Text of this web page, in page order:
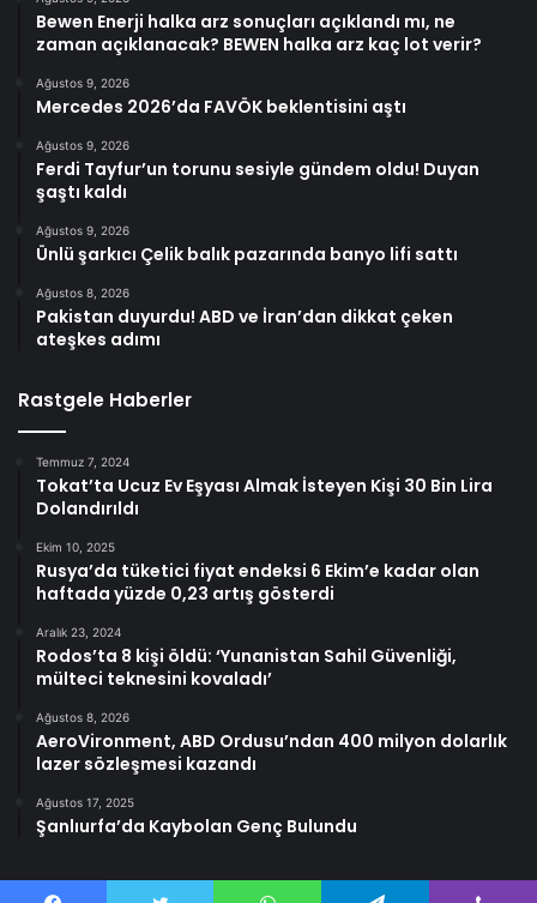
Bewen Enerji halka arz sonuçları açıklandı mı, ne
zaman açıklanacak? BEWEN halka arz kaç lot verir?
Ağustos 9, 2026
Mercedes 2026’da FAVÖK beklentisini aştı
Ağustos 9, 2026
Ferdi Tayfur’un torunu sesiyle gündem oldu! Duyan
şaştı kaldı
Ağustos 9, 2026
Ünlü şarkıcı Çelik balık pazarında banyo lifi sattı
Ağustos 8, 2026
Pakistan duyurdu! ABD ve İran’dan dikkat çeken
ateşkes adımı
Rastgele Haberler
Temmuz 7, 2024
Tokat’ta Ucuz Ev Eşyası Almak İsteyen Kişi 30 Bin Lira
Dolandırıldı
Ekim 10, 2025
Rusya’da tüketici fiyat endeksi 6 Ekim’e kadar olan
haftada yüzde 0,23 artış gösterdi
Aralık 23, 2024
Rodos’ta 8 kişi öldü: ‘Yunanistan Sahil Güvenliği,
mülteci teknesini kovaladı’
Ağustos 8, 2026
AeroVironment, ABD Ordusu’ndan 400 milyon dolarlık
lazer sözleşmesi kazandı
Ağustos 17, 2025
Şanlıurfa’da Kaybolan Genç Bulundu